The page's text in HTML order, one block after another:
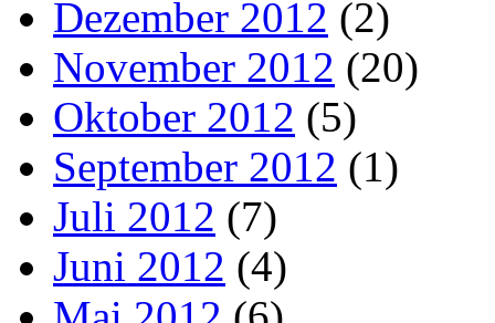
Dezember 2012 (2)
November 2012 (20)
Oktober 2012 (5)
September 2012 (1)
Juli 2012 (7)
Juni 2012 (4)